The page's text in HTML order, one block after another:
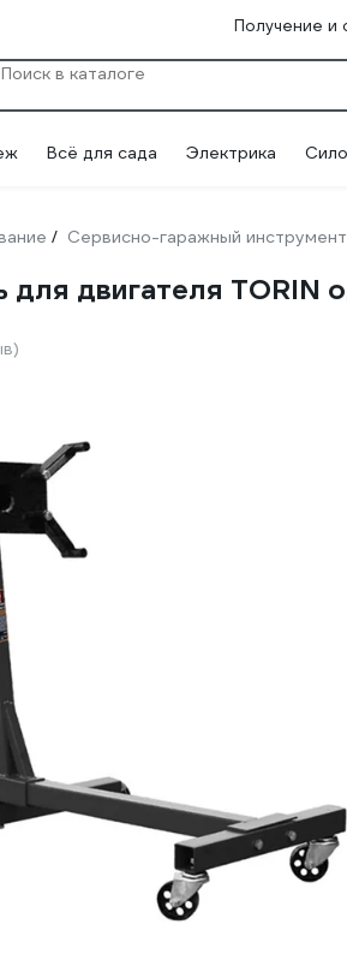
Получение и
Всё для сада Электрика
/ Сервисно-гаражный инструмент
для двигателя